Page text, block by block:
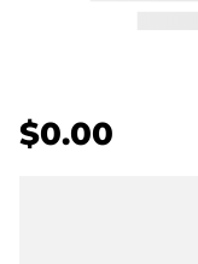
$0.00